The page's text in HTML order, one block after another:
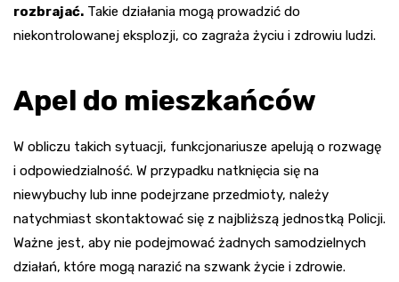
rozbrajać. Takie działania mogą prowadzić do
niekontrolowanej eksplozji, co zagraża życiu i zdrowiu ludzi.
Apel do mieszkańców
W obliczu takich sytuacji, funkcjonariusze apelują o rozwagę
i odpowiedzialność. W przypadku natknięcia się na
niewybuchy lub inne podejrzane przedmioty, należy
natychmiast skontaktować się z najbliższą jednostką Policji.
Ważne jest, aby nie podejmować żadnych samodzielnych
działań, które mogą narazić na szwank życie i zdrowie.